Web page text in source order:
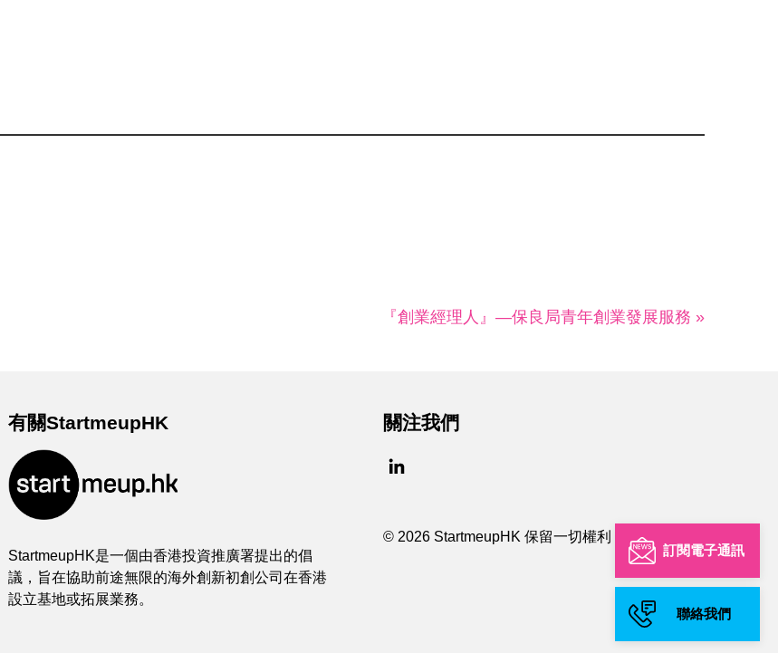
訂閱電子通訊
聯絡我們
『創業經理人』—保良局青年創業發展服務 »
有關StartmeupHK
StartmeupHK是一個由香港投資推廣署提出的倡
議，旨在協助前途無限的海外創新初創公司在香港
設立基地或拓展業務。
關注我們
© 2026 StartmeupHK 保留一切權利